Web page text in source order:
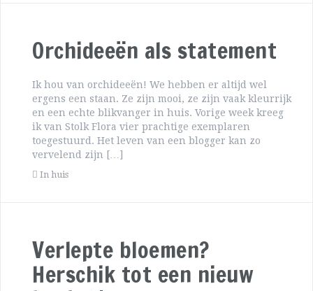
Orchideeën als statement
Ik hou van orchideeën! We hebben er altijd wel
ergens een staan. Ze zijn mooi, ze zijn vaak kleurrijk
en een echte blikvanger in huis. Vorige week kreeg
ik van Stolk Flora vier prachtige exemplaren
toegestuurd. Het leven van een blogger kan zo
vervelend zijn […]
In huis
Verlepte bloemen?
Herschik tot een nieuw